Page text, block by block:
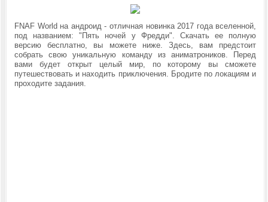
FNAF World на андроид - отличная новинка 2017 года вселенной,
под названием: "Пять ночей у Фредди". Скачать ее полную
версию бесплатно, вы можете ниже. Здесь, вам предстоит
собрать свою уникальную команду из аниматроников. Перед
вами будет открыт целый мир, по которому вы сможете
путешествовать и находить приключения. Бродите по локациям и
проходите задания.